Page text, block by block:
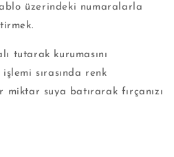
üzerindeki numaralarla
tutarak kurumasını
sırasında renk
suya batırarak fırçanızı